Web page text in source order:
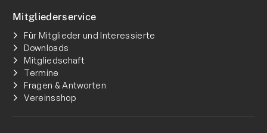
Mitgliederservice
Für Mitglieder und Interessierte
Downloads
Mitgliedschaft
Termine
Fragen & Antworten
Vereinsshop